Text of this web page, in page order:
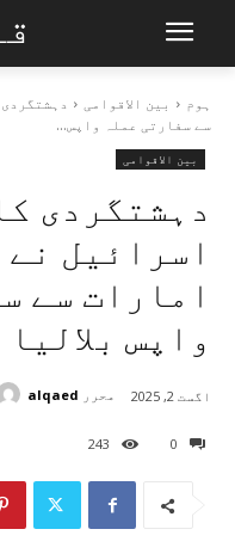
ہوم بین الاقوامی
سے سفارتی عملہ واپس...
بین الاقوامی
دہشتگردی
اسرائیل
امارات سے
واپس بلالیا
0
243
اگست 2, 2025 محرر alqaed